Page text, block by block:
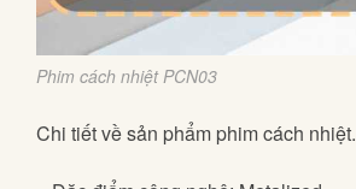
Phim cách nhiệt PCN03
Chi tiết về sản phẩm phim cách nhiệt.